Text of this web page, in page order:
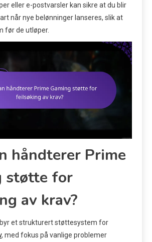
eller e-postvarsler kan sikre at du blir
når nye belønninger lanseres, slik at
før de utløper.
håndterer Prime
støtte for
av krav?
et strukturert støttesystem for
, med fokus på vanlige problemer